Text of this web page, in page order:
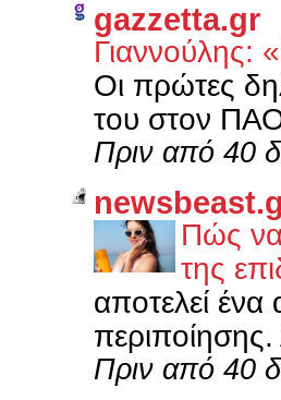
gazzetta.gr
Οι πρώτες
του στον
Πριν από 40
Πώς να
της
αποτελεί
Πριν από 40